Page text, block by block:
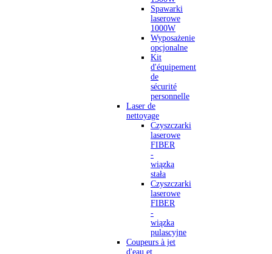
Spawarki
laserowe
1000W
Wyposażenie
opcjonalne
Kit
d'équipement
de
sécurité
personnelle
Laser de
nettoyage
Czyszczarki
laserowe
FIBER
-
wiązka
stała
Czyszczarki
laserowe
FIBER
-
wiązka
pulascyjne
Coupeurs à jet
d'eau et